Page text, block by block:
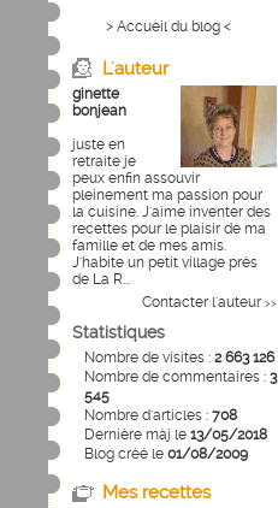
> Accueil du blog <
L'auteur
ginette
bonjean
juste en
retraite je
peux enfin assouvir
pleinement ma passion pour
la cuisine. J'aime inventer des
recettes pour le plaisir de ma
famille et de mes amis.
J'habite un petit village près
de La R...
Contacter l'auteur >>
Statistiques
Nombre de visites : 2 663 126
Nombre de commentaires : 3
545
Nombre d'articles : 708
Dernière màj le 13/05/2018
Blog créé le 01/08/2009
Mes recettes